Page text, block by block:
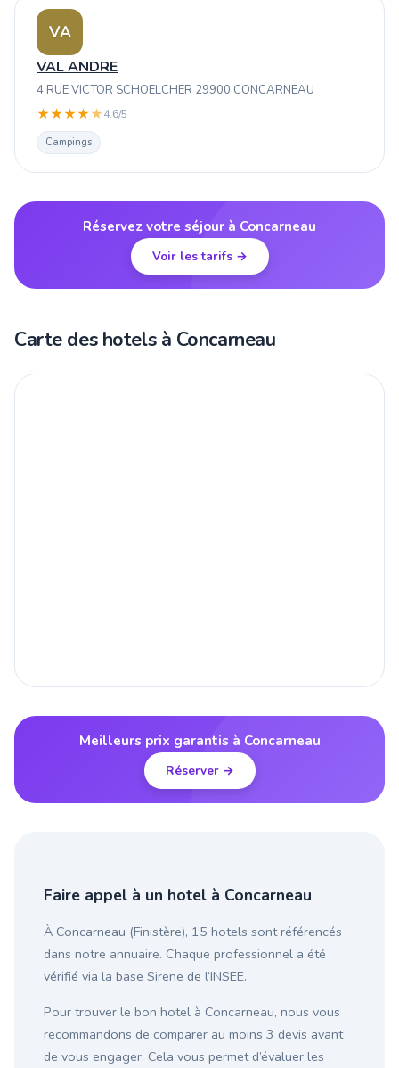
VA
VAL ANDRE
4 RUE VICTOR SCHOELCHER 29900 CONCARNEAU
★★★★★4.6/5
Campings
Réservez votre séjour à Concarneau
Voir les tarifs →
Carte des hotels à Concarneau
Meilleurs prix garantis à Concarneau
Réserver →
Faire appel à un hotel à Concarneau
À Concarneau (Finistère), 15 hotels sont référencés
dans notre annuaire. Chaque professionnel a été
vérifié via la base Sirene de l’INSEE.
Pour trouver le bon hotel à Concarneau, nous vous
recommandons de comparer au moins 3 devis avant
de vous engager. Cela vous permet d’évaluer les